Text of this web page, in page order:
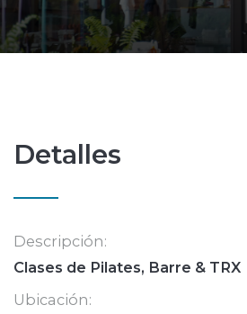
Detalles
Descripción:
Clases de Pilates, Barre & TRX
Ubicación: